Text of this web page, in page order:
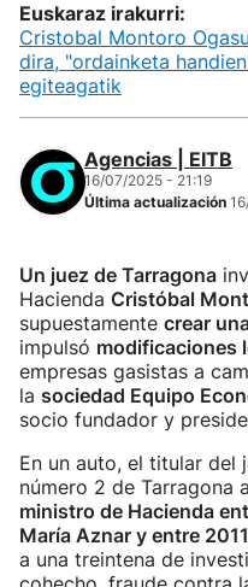
Euskaraz irakurri:
Cristobal Montoro
dira, "ordainketa
egiteagatik
Agencias | EITB
16/07/2025 - 21:19
Última actualización
Un juez de Tarragona
Hacienda Cristóbal
supuestamente crear
impulsó modificaciones
empresas gasistas a
la sociedad Equipo
socio fundador y
En un auto, el titular del
número 2 de Tarragona
ministro de Hacienda
María Aznar y entre
a una treintena de